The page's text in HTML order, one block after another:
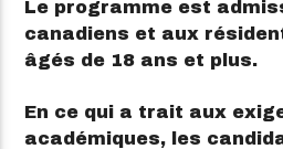
Le programme est
canadiens et aux
âgés de 18 ans et plus.
En ce qui a trait aux
académiques, les